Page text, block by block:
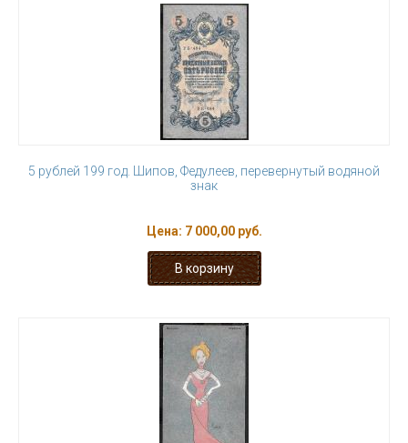
5 рублей 199 год. Шипов, Федулеев, перевернутый водяной
знак
Цена: 7 000,00 руб.